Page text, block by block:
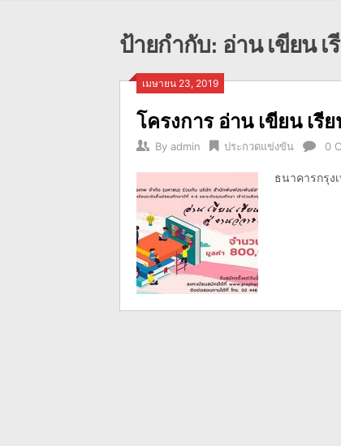
ป้ายกำกับ: อ่าน เขียน
เมษายน 23, 2019
โครงการ อ่าน เขียน เ
By admin ประกวดแข่งขัน 0
ธนาคารกรุ